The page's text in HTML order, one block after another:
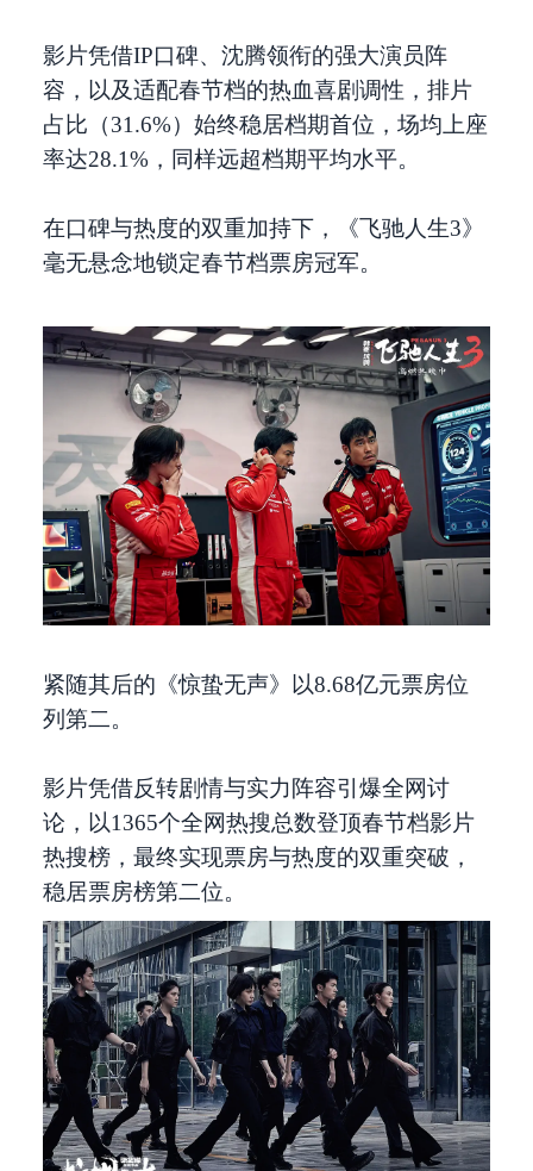
影片凭借IP口碑、沈腾领衔的强大演员阵
容，以及适配春节档的热血喜剧调性，排片
占比（31.6%）始终稳居档期首位，场均上座
率达28.1%，同样远超档期平均水平。
在口碑与热度的双重加持下，《飞驰人生3》
毫无悬念地锁定春节档票房冠军。
紧随其后的《惊蛰无声》以8.68亿元票房位
列第二。
影片凭借反转剧情与实力阵容引爆全网讨
论，以1365个全网热搜总数登顶春节档影片
热搜榜，最终实现票房与热度的双重突破，
稳居票房榜第二位。